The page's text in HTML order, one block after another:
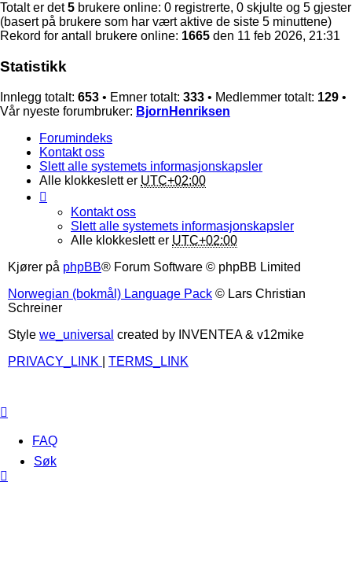
FAQ
Søk
Totalt er det5 brukere online: 0 registrerte, 0 skjulte og 5 gjester
(basert på brukere som har vært aktive de siste 5 minuttene)
Rekord for antall brukere online: 1665 den 11 feb 2026, 21:31
Statistikk
Innlegg totalt: 653 • Emner totalt: 333 • Medlemmer totalt: 129 •
Vår nyeste forumbruker: BjornHenriksen
Forumindeks
Kontakt oss
Slett alle systemets informasjonskapsler
Alle klokkeslett er UTC+02:00
Kontakt oss
Slett alle systemets informasjonskapsler
Alle klokkeslett er UTC+02:00
Kjører på phpBB® Forum Software © phpBB Limited
Norwegian (bokmål) Language Pack © Lars Christian
Schreiner
Style we_universal created by INVENTEA & v12mike
PRIVACY_LINK
TERMS_LINK